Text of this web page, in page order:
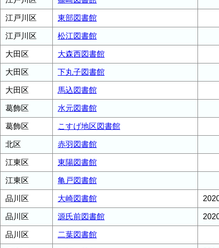
江戸川区 東部図書館
江戸川区 松江図書館
大田区 大森西図書館
大田区 下丸子図書館
大田区 馬込図書館
葛飾区 水元図書館
葛飾区 こすげ地区図書館
北区 赤羽図書館
江東区 東陽図書館
江東区 亀戸図書館
品川区 大崎図書館
品川区 源氏前図書館
品川区 二葉図書館